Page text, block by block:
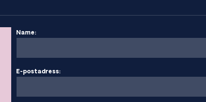
Name:
E-postadress: